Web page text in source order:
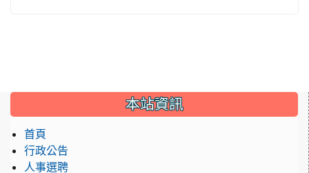
::: 本站資訊
首頁
行政公告
人事選聘